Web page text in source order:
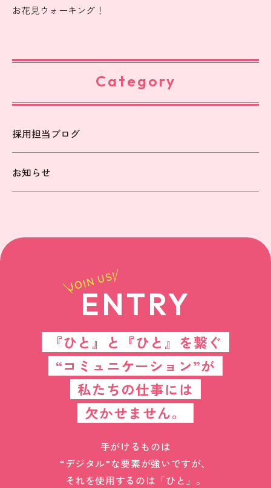
お花見ウォーキング！
Category
採用担当ブログ
お知らせ
JOIN US!
ENTRY
『ひと』と『ひと』を繋ぐ
“コミュニケーション”が
私たちの仕事には
欠かせません。
手がけるものは
“デジタル”な要素が強いですが、
それを使用するのは「ひと」。